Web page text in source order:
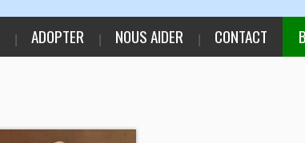
ADOPTER NOUS AIDER CONTACT